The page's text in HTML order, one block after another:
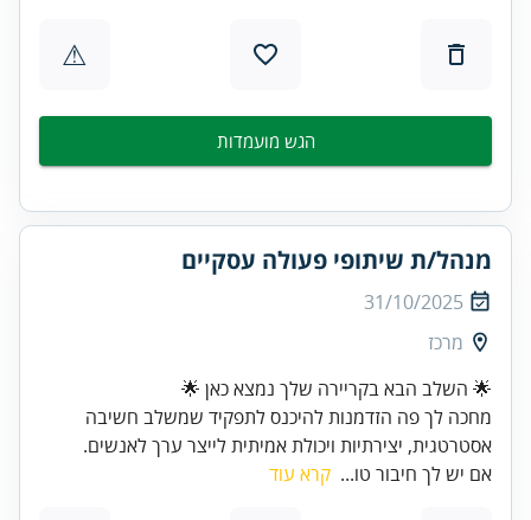
⚠
הגש מועמדות
מנהל/ת שיתופי פעולה עסקיים
31/10/2025
מרכז
מחכה לך פה הזדמנות להיכנס לתפקיד שמשלב חשיבה
אסטרטגית, יצירתיות ויכולת אמיתית לייצר ערך לאנשים.
אם יש לך חיבור טו... קרא עוד